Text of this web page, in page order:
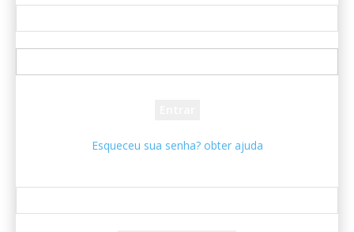
Esqueceu sua senha? obter ajuda